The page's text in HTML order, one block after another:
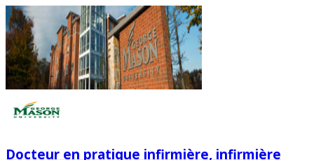
Docteur en pratique infirmière, infirmière